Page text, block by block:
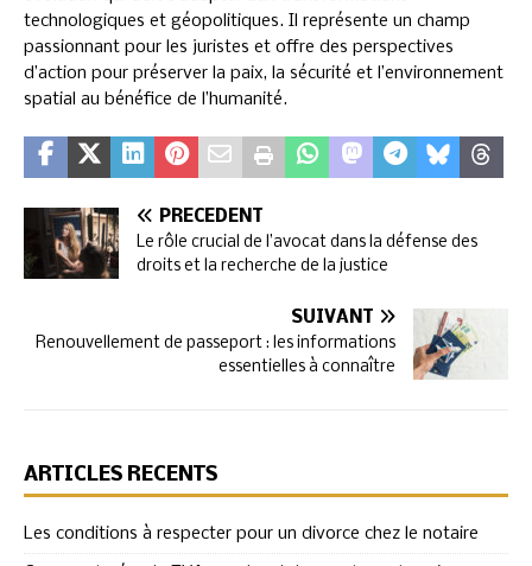
technologiques et géopolitiques. Il représente un champ
passionnant pour les juristes et offre des perspectives
d’action pour préserver la paix, la sécurité et l’environnement
spatial au bénéfice de l’humanité.
PRÉCÉDENT
Le rôle crucial de l’avocat dans la défense des
droits et la recherche de la justice
SUIVANT
Renouvellement de passeport : les informations
essentielles à connaître
ARTICLES RÉCENTS
Les conditions à respecter pour un divorce chez le notaire